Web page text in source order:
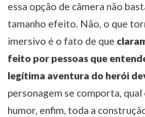
essa opção de câmera não
tamanho efeito. Não, o que
imersivo é o fato de que
feito por pessoas que
legítima aventura do herói
personagem se comporta,
humor, enfim, toda a